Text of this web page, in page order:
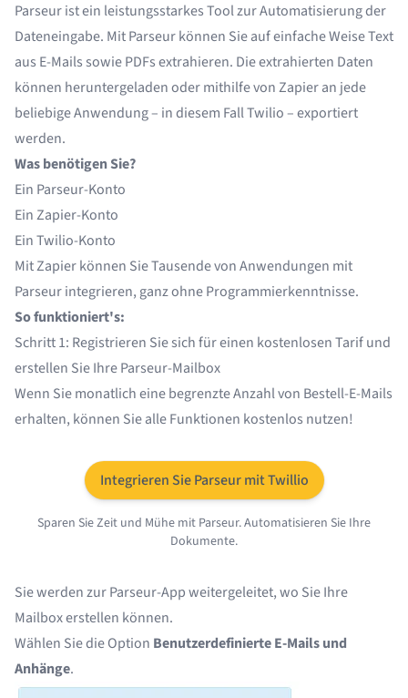
Parseurist ein leistungsstarkes Tool zur Automatisierung der
Dateneingabe. Mit Parseur können Sie auf einfache WeiseText
aus E-Mails sowiePDFsextrahieren. Die extrahierten Daten
können heruntergeladen oder mithilfe von Zapier an jede
beliebige Anwendung – in diesem Fall Twilio – exportiert
werden.
Was benötigen Sie?
Ein Parseur-Konto
EinZapier-Konto
Ein Twilio-Konto
MitZapierkönnen Sie Tausende von Anwendungen mit
Parseur integrieren, ganz ohne Programmierkenntnisse.
So funktioniert's:
Schritt 1: Registrieren Sie sich für einen kostenlosen Tarif und
erstellen Sie Ihre Parseur-Mailbox
Wenn Sie monatlich eine begrenzte Anzahl von Bestell-E-Mails
erhalten, können Sie alle Funktionen kostenlos nutzen!
Integrieren Sie Parseur mit Twillio
Sparen Sie Zeit und Mühe mit Parseur. Automatisieren Sie Ihre
Dokumente.
Sie werden zur Parseur-App weitergeleitet, wo Sie Ihre
Mailbox erstellen können.
Wählen Sie die Option Benutzerdefinierte E-Mails und
Anhänge.